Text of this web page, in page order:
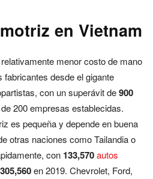
en Vietnam
menor costo de mano
desde el gigante
con un superávit de900
200 empresas establecidas.
es pequeña y depende en buena
otras naciones como Tailandia o
con 133,570autos
305,560en 2019. Chevrolet, Ford,